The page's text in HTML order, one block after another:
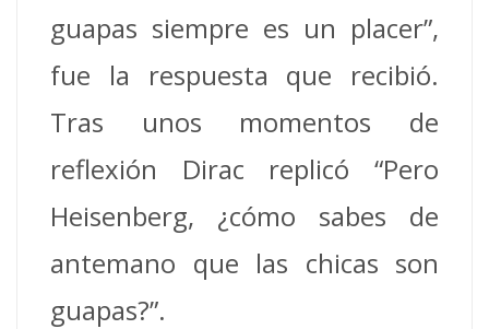
guapas siempre es un placer”,
fue la respuesta que recibió.
Tras unos momentos de
reflexión Dirac replicó “Pero
Heisenberg, ¿cómo sabes de
antemano que las chicas son
guapas?”.